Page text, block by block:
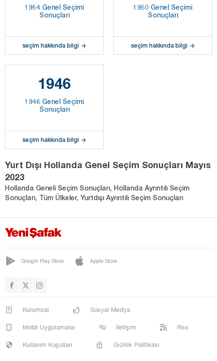
1954 Genel Seçimi
Sonuçları
seçim hakkında bilgi
1950 Genel Seçimi
Sonuçları
seçim hakkında bilgi
1946
1946 Genel Seçimi
Sonuçları
seçim hakkında bilgi
Yurt Dışı Hollanda Genel Seçim Sonuçları Mayıs
2023
Hollanda Geneli Seçim Sonuçları, Hollanda Ayrıntılı Seçim
Sonuçları, Tüm Ülkeler, Yurtdışı Ayrıntılı Seçim Sonuçları
Google Play Store Apple Store
Kurumsal Sosyal Medya
Mobil Uygulamalar İletişim Rss
Kullanım Koşulları Gizlilik Politikası